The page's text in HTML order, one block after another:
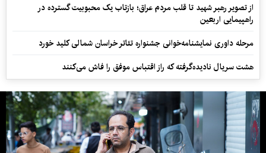
از تصویر رهبر شهید تا قلب مردم عراق؛ بازتاب یک محبوبیت گسترده در
راهپیمایی اربعین
مرحله داوری نمایشنامه‌خوانی جشنواره تئاتر خراسان شمالی کلید خورد
هشت سریال نادیده‌گرفته که راز اقتباس موفق را فاش می‌کنند